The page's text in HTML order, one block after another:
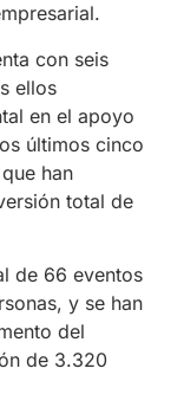
con seis
ellos
en el apoyo
últimos cinco
han
total de
de 66 eventos
y se han
del
de 3.320